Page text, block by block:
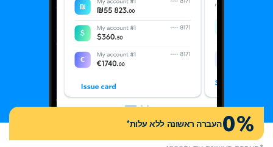
0%העברה ראשונה ללא עלות*